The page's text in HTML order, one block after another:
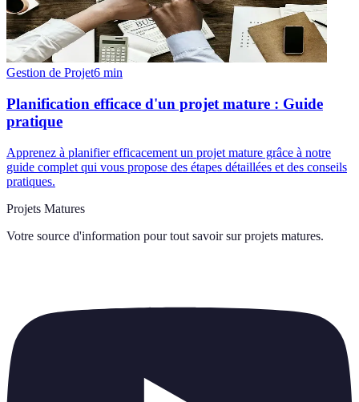
Gestion de Projet6 min
Planification efficace d'un projet mature : Guide
pratique
Apprenez à planifier efficacement un projet mature grâce à notre
guide complet qui vous propose des étapes détaillées et des conseils
pratiques.
Projets Matures
Votre source d'information pour tout savoir sur projets matures.